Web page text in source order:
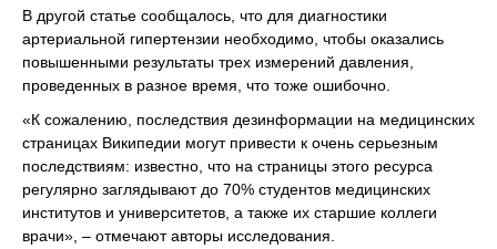
В другой статье сообщалось, что для диагностики
артериальной гипертензии необходимо, чтобы оказались
повышенными результаты трех измерений давления,
проведенных в разное время, что тоже ошибочно.
«К сожалению, последствия дезинформации на медицинских
страницах Википедии могут привести к очень серьезным
последствиям: известно, что на страницы этого ресурса
регулярно заглядывают до 70% студентов медицинских
институтов и университетов, а также их старшие коллеги
врачи», – отмечают авторы исследования.